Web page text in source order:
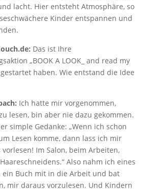
lacht. Hier entsteht Atmosphäre, so
Kinder entspannen und
Das ist Ihre
„BOOK A LOOK_ and read my
gestartet haben. Wie entstand die Idee
Ich hatte mir vorgenommen,
lesen, bin aber nie dazu gekommen.
simple Gedanke: „Wenn ich schon
Lesen komme, dann lass ich mir
Im Salon, beim Arbeiten,
Also nahm ich eines
ein Buch mit in die Arbeit und bat
mir daraus vorzulesen. Und Kindern